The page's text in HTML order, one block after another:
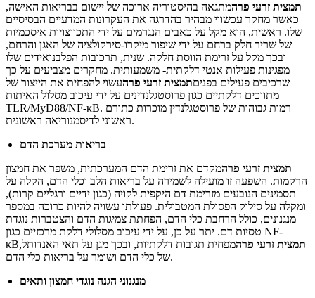
תמצית זרעי פרהמתגאה בהיסטוריה ארוכה של יישום בבריאות האישה,
כאשר מחקר עכשווי מבהיר בהדרגה את העקרונות המדעיים הבסיסיים
שלו. ראשית, הוא מקל על כאבים הנגרמים על ידי התכווצויות איסכמיות
של שריר חלק ברחם על ידי שיפור מיקרו-סירקולציה של האגן והרחם,
ובכך מקל על זרימת הווסת חלקה. שנית, תרכובות הפלבנואידים שלו
מפגינות פעילות אנטי דלקתית- משמעותית. מחקרים מצביעים על כך
שרכיבים פעילים בפניםתמצית זרעי פרהעשוי להפחית את הייצור של
מתווכים דלקתיים כגון פרוסטגלנדינים על ידי עיכוב מסלול האיתות
TLR/MyD88/NF-κB. רמות גבוהות של פרוסטגלנדין מוכרות כתורם
ראשוני לדיסמנוריאה ראשונית.
בריאות מערכת הדם
תמצית זרעי פרהמקדם את זרימת הדם המערכתית, משפר את חמצון
הרקמות. השפעה זו מועילה לשמירה על בריאות הלב וכלי הדם, הקלה על
תסמינים הנובעים מזרימת דם היקפית לקויה (כגון ידיים ורגליים קרות),
ומקלה על סילוק הפסולת המטבולית. פעולתו עשויה להיות כרוכה במספר
מנגנונים, כולל הרחבת כלי הדם, הפחתת צמיגות הדם והצטברות נוגדת
טסיות דם. יתר על כן, על ידי עיכוב מסלולי דלקת מרכזיים כגון NF-
κB,
תמצית זרעי פרהמפחית תגובות דלקתיות, ובכך מגן על תאי האנדותל
של כלי הדם ושומר על בריאות כלי הדם.
מנגנוני הגנה נוגדי חמצון ותאים